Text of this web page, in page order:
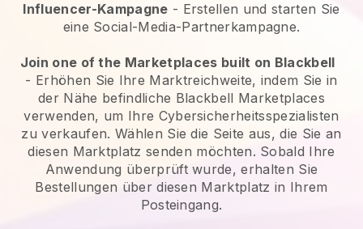
Influencer-Kampagne - Erstellen und starten Sie
eine Social-Media-Partnerkampagne.
Join one of the Marketplaces built on Blackbell
- Erhöhen Sie Ihre Marktreichweite, indem Sie in
der Nähe befindliche Blackbell Marketplaces
verwenden, um Ihre Cybersicherheitsspezialisten
zu verkaufen. Wählen Sie die Seite aus, die Sie an
diesen Marktplatz senden möchten. Sobald Ihre
Anwendung überprüft wurde, erhalten Sie
Bestellungen über diesen Marktplatz in Ihrem
Posteingang.